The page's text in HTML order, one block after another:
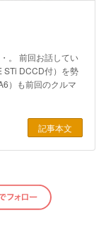
。 前回お話してい
STi DCCD付）を勢
）も前回のクルマ
記事本文